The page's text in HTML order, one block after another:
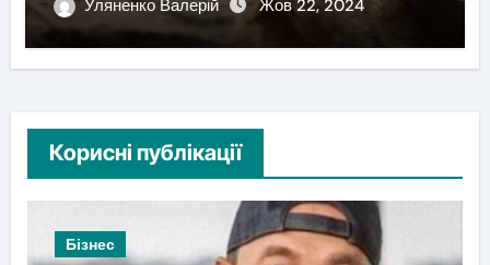
Уляненко Валерій Жов 22, 2024
Корисні публікації
Бізнес